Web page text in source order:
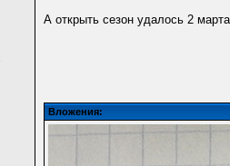
А открыть сезон удалось 2
Вложения: